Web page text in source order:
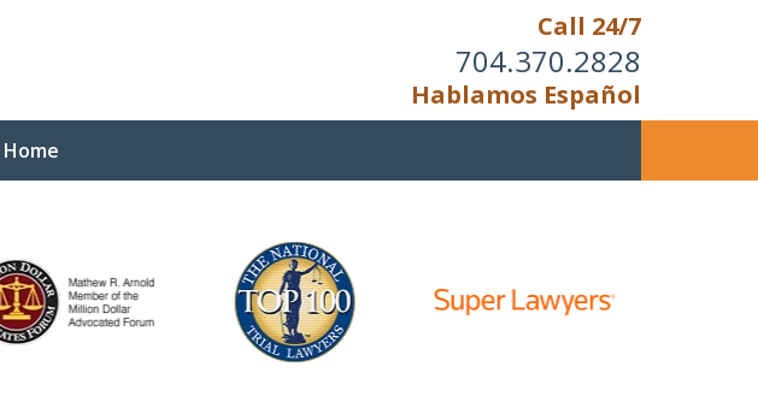
Call 24/7
704.370.2828
Hablamos Español
Home
You Cannot Reason With the
Unreasonable;
WHEN IT IS TIME TO FIGHT,